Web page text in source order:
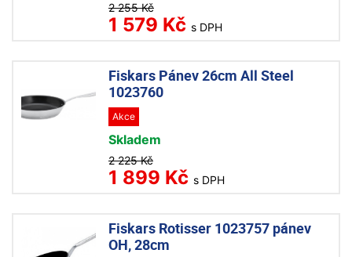
2 255 Kč
1 579 Kč s DPH
Fiskars Pánev 26cm All Steel
1023760
Akce
Skladem
2 225 Kč
1 899 Kč s DPH
Fiskars Rotisser 1023757 pánev
OH, 28cm